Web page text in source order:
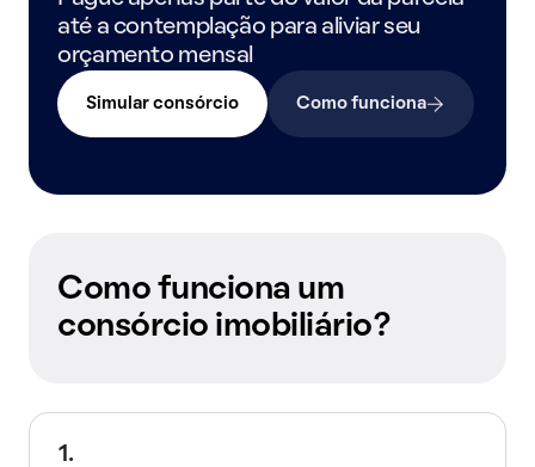
até a contemplação para aliviar seu
orçamento mensal
Simular consórcio Como funciona
Como funciona um
consórcio imobiliário?
1.